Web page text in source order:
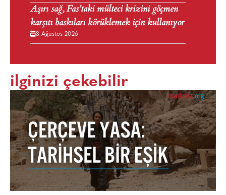
Aşırı sağ, Fas’taki mülteci krizini göçmen
karşıtı baskıları körüklemek için kullanıyor
8 Ağustos 2026
ilginizi çekebilir